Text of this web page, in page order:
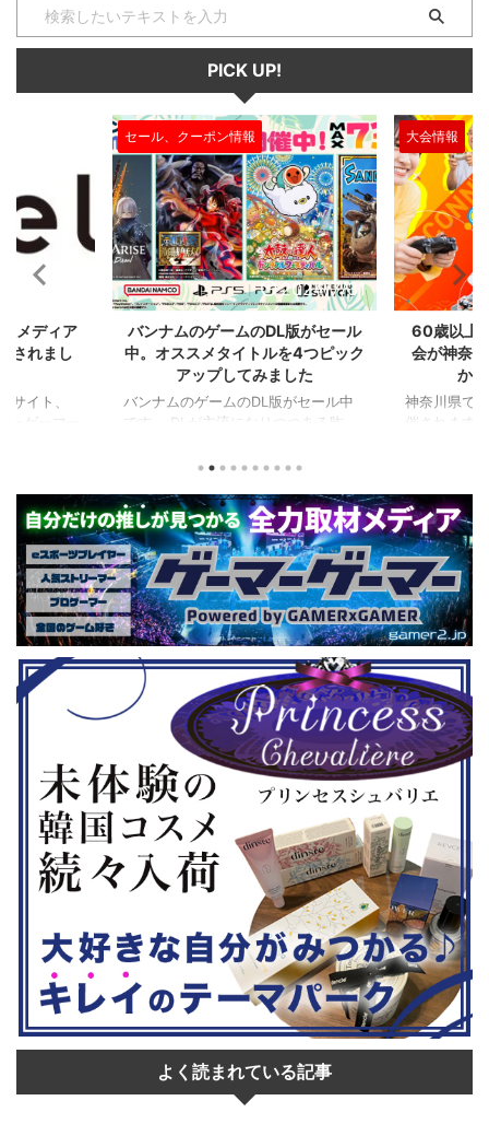
ても使いやすく、安定した強さを
から上級者まで愛用者が多い武器
になっています。 扱いやすいた
め、初心者の方はまずはARを使
ってみるのがおすすめです。
PICK UP!
8/21
メディア
されまし
サイト、
ーゲーマー
ストリーマ
を紹介して
マーのマウ
いことまで
しいデバ
しい環境を
みたりした
いかがでし
セール、クーポン情報
2024/7/31
バンナムのゲームのDL版がセール
中。オススメタイトルを4つピック
アップしてみました
バンナムのゲームのDL版がセール中
です。 DLが主流になりつつある昨
してしまいがちな人も多いはず。とい
でも楽しめるようなタイトルを独自に
ピックアップしてみました。（類似し
たゲームや続編が出にくいゲーム、長
く遊べるゲーム、定番ゲーム） 注目
タイトル ◆『LITTLE NIGHTMARES-
リトルナイトメア-１＆２セット』
(Switch） ２Dアクションホラーゲー
ムの2作のセットです。 ◆『鉄拳8
Deluxe Edition』（PS5） ...
大会情報
60歳以上
会が神奈
か
神奈川県で
催されます
仕様。ご当
も見られる
しめるイベ
す。 ちなみ
ーである蝶
なるそうで
場しますよ
大会参加者
選あり。予
22日。本戦
よく読まれている記事